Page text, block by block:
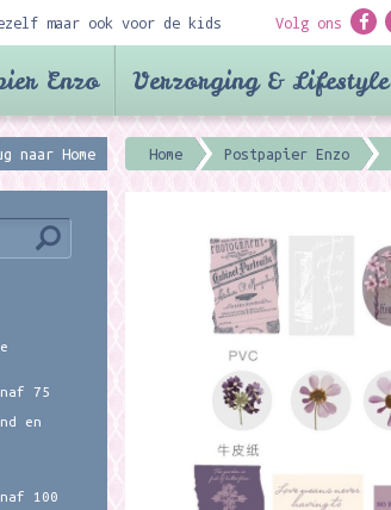
maar ook voor de kids Volg ons
Enzo Verzorging & Lifestyle
naar Home Home Postpapier Enzo
75
en
100